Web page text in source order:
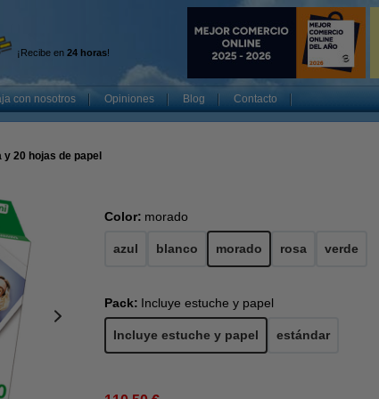
¡Recibe en 24 horas!
con nosotros Opiniones Blog Contacto
20 hojas de papel
Color: morado
azul blanco morado rosa verde
Pack: Incluye estuche y papel
Incluye estuche y papel estándar